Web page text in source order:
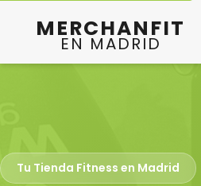
Merchanfit -
MERCHANFIT
EN MADRID
Tu Tienda Fitness en Madrid